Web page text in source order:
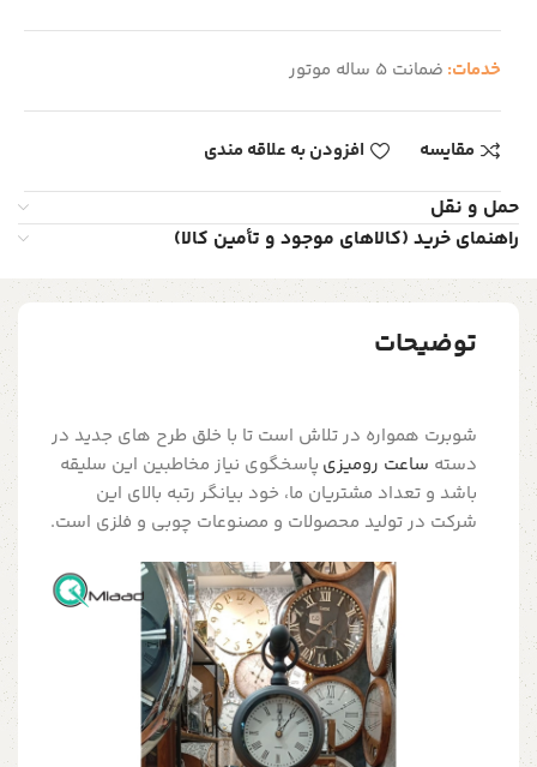
خدمات: ضمانت 5 ساله موتور
مقایسه افزودن به علاقه مندی
حمل و نقل
راهنمای خرید (کالاهای موجود و تأمین کالا)
توضیحات
شوبرت همواره در تلاش است تا با خلق طرح های جدید در
دسته ساعت رومیزی پاسخگوی نیاز مخاطبین این سلیقه
باشد و تعداد مشتریان ما، خود بیانگر رتبه بالای این
شرکت در تولید محصولات و مصنوعات چوبی و فلزی است.